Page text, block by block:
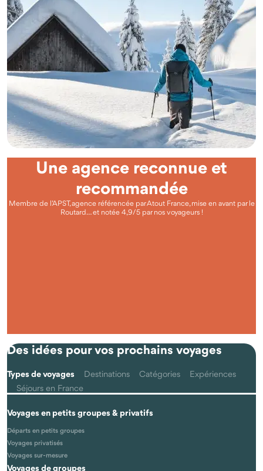
Les voyages se font-ils vraiment en petits groupes ?
Une agence reconnue et
recommandée
Membre de l’APST, agence référencée par Atout France, mise en avant par le
Routard… et notée 4,9/5 par nos voyageurs !
Des idées pour vos prochains voyages
Types de voyages Destinations Catégories
Expériences
Séjours en France
Voyages en petits groupes & privatifs
Départs en petits groupes
Voyages privatisés
Voyages sur-mesure
Voyages de groupes